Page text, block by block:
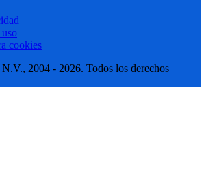
cookies
2004 - 2026. Todos los derechos